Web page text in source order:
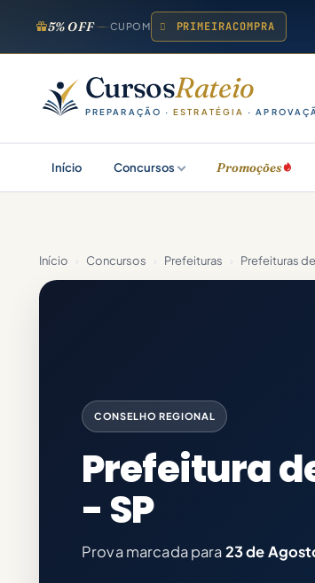
5% OFF CUPOM PRIMEIRACOMPRA
CursosRateio
PREPARAÇÃO ·ESTRATÉGIA ·
Início Concursos Promoções
Início › Concursos › Prefeituras › Prefeituras
CONSELHO REGIONAL
Prefeitura
- SP
Prova marcada para23 de